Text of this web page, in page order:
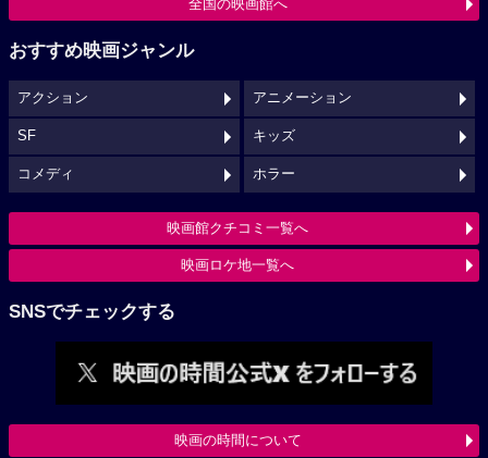
全国の映画館へ
おすすめ映画ジャンル
アクション アニメーション
SF キッズ
コメディ ホラー
映画館クチコミ一覧へ
映画ロケ地一覧へ
SNSでチェックする
映画の時間について